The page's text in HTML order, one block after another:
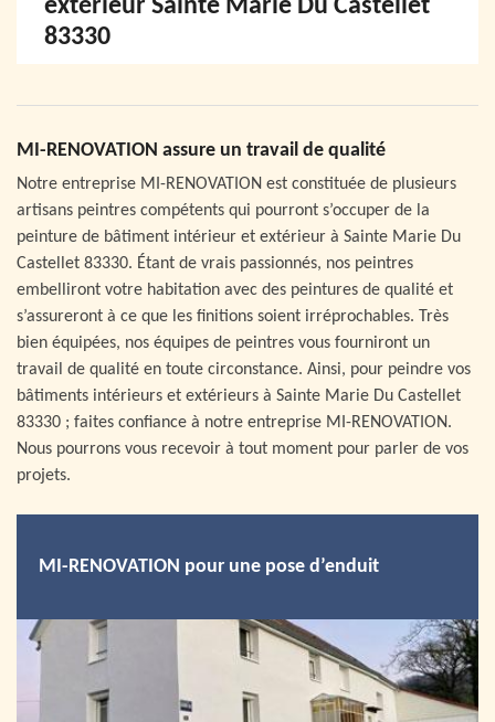
extérieur Sainte Marie Du Castellet
83330
MI-RENOVATION assure un travail de qualité
Notre entreprise MI-RENOVATION est constituée de plusieurs
artisans peintres compétents qui pourront s’occuper de la
peinture de bâtiment intérieur et extérieur à Sainte Marie Du
Castellet 83330. Étant de vrais passionnés, nos peintres
embelliront votre habitation avec des peintures de qualité et
s’assureront à ce que les finitions soient irréprochables. Très
bien équipées, nos équipes de peintres vous fourniront un
travail de qualité en toute circonstance. Ainsi, pour peindre vos
bâtiments intérieurs et extérieurs à Sainte Marie Du Castellet
83330 ; faites confiance à notre entreprise MI-RENOVATION.
Nous pourrons vous recevoir à tout moment pour parler de vos
projets.
MI-RENOVATION pour une pose d’enduit